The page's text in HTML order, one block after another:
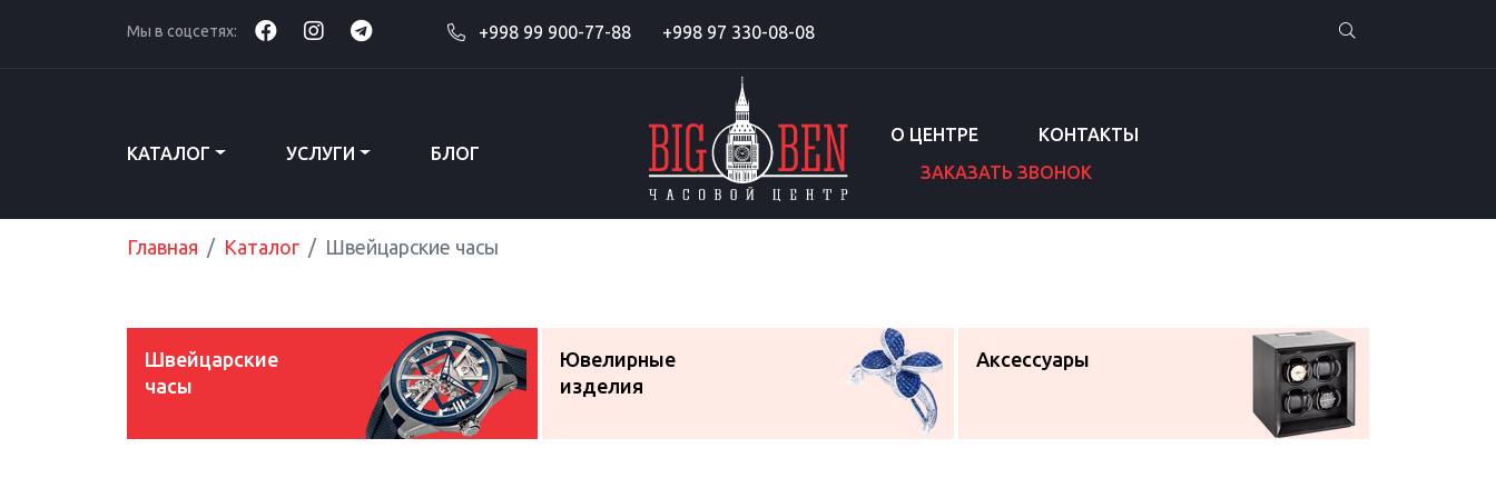
Мы в соцсетях: +998 99 900-77-88 +998 97 330-08-08
КАТАЛОГ УСЛУГИ БЛОГ
О ЦЕНТРЕ
КОНТАКТЫ
ЗАКАЗАТЬ ЗВОНОК
Главная Каталог Швейцарские часы
Швейцарские
часы
Ювелирные
изделия
Аксессуары